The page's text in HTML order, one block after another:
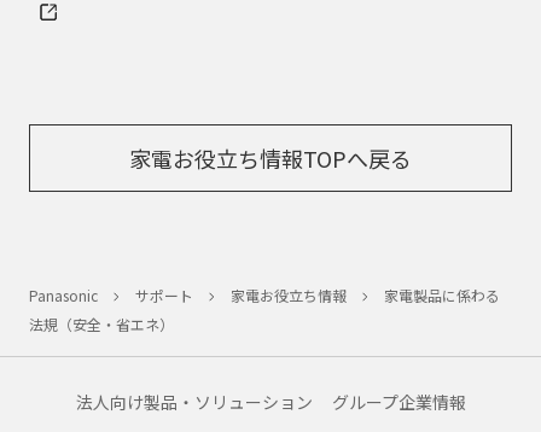
家電お役立ち情報TOPへ戻る
Panasonic サポート 家電お役立ち情報
家電製品に係わる
法規（安全・省エネ）
法人向け製品・ソリューション グループ企業情報